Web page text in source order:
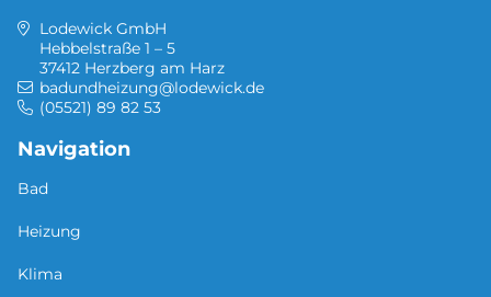
Lodewick GmbH
Hebbelstraße 1 – 5
37412 Herzberg am Harz
badundheizung@lodewick.de
(05521) 89 82 53
Navigation
Bad
Heizung
Klima